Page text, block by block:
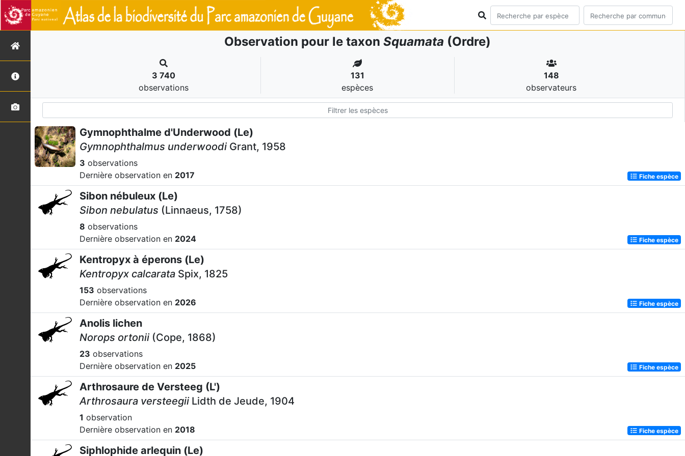
Observation pour le taxon Squamata (Ordre)
3 740
observations
131
espèces
148
observateurs
Gymnophthalme d'Underwood (Le)
Gymnophthalmus underwoodi Grant, 1958
3 observations
Dernière observation en 2017 Fiche espèce
Sibon nébuleux (Le)
Sibon nebulatus (Linnaeus, 1758)
8 observations
Dernière observation en 2024 Fiche espèce
Kentropyx à éperons (Le)
Kentropyx calcarata Spix, 1825
153 observations
Dernière observation en 2026 Fiche espèce
Anolis lichen
Norops ortonii (Cope, 1868)
23 observations
Dernière observation en 2025 Fiche espèce
Arthrosaure de Versteeg (L')
Arthrosaura versteegii Lidth de Jeude, 1904
1 observation
Dernière observation en 2018 Fiche espèce
Siphlophide arlequin (Le)